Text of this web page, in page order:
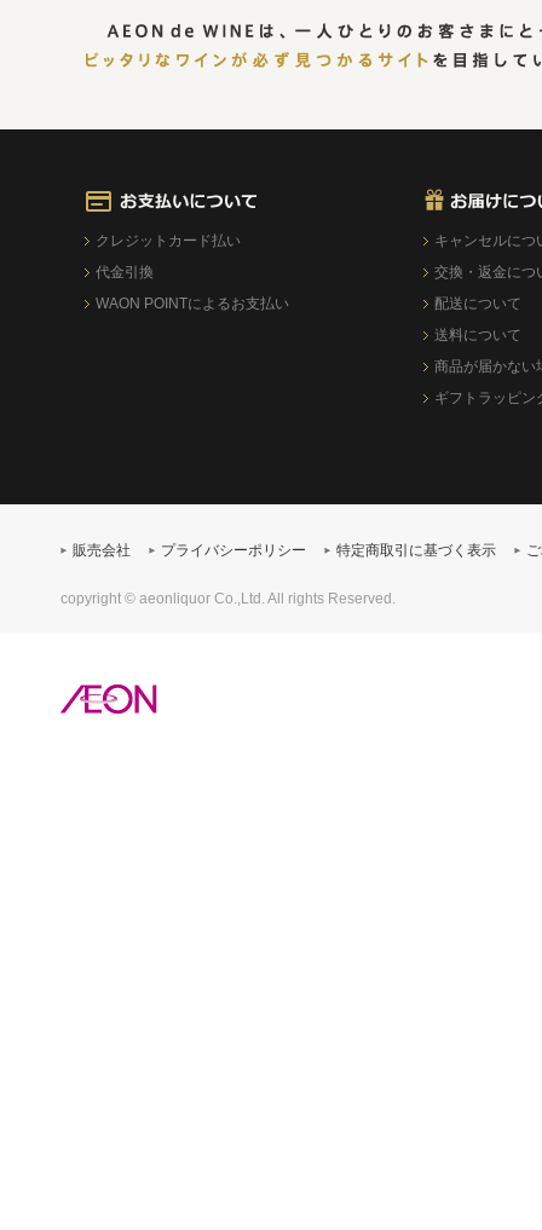
クレジットカード払い
代金引換
WAON POINTによるお支払い
キャンセルにつ
交換・返金につ
配送について
送料について
商品が届かない
ギフトラッピン
販売会社 プライバシーポリシー 特定商取引に基づく表示
copyright © aeonliquor Co.,Ltd. All rights Reserved.